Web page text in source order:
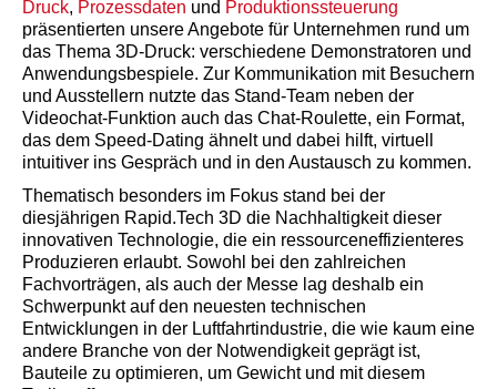
Druck, Prozessdaten und Produktionssteuerung
präsentierten unsere Angebote für Unternehmen rund um
das Thema 3D-Druck: verschiedene Demonstratoren und
Anwendungsbespiele. Zur Kommunikation mit Besuchern
und Ausstellern nutzte das Stand-Team neben der
Videochat-Funktion auch das Chat-Roulette, ein Format,
das dem Speed-Dating ähnelt und dabei hilft, virtuell
intuitiver ins Gespräch und in den Austausch zu kommen.
Thematisch besonders im Fokus stand bei der
diesjährigen Rapid.Tech 3D die Nachhaltigkeit dieser
innovativen Technologie, die ein ressourceneffizienteres
Produzieren erlaubt. Sowohl bei den zahlreichen
Fachvorträgen, als auch der Messe lag deshalb ein
Schwerpunkt auf den neuesten technischen
Entwicklungen in der Luftfahrtindustrie, die wie kaum eine
andere Branche von der Notwendigkeit geprägt ist,
Bauteile zu optimieren, um Gewicht und mit diesem